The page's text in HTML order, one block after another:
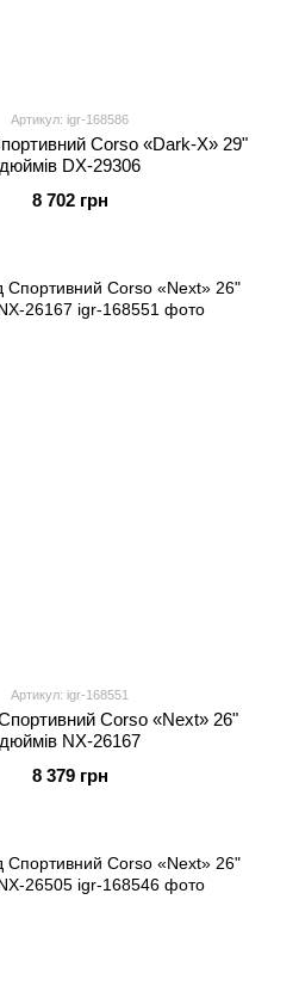
Артикул: igr-168586
Corso «Dark-X» 29"
дюймів DX-29306
8 702 грн
Артикул: igr-168551
Corso «Next» 26"
дюймів NX-26167
8 379 грн